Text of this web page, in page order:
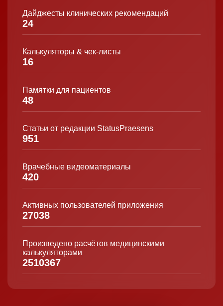
Дайджесты клинических рекомендаций
24
Калькуляторы & чек-листы
16
Памятки для пациентов
48
Статьи от редакции StatusPraesens
951
Врачебные видеоматериалы
420
Активных пользователей приложения
27038
Произведено расчётов медицинскими
калькуляторами
2510367